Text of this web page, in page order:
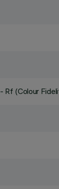
- Rf (Colour